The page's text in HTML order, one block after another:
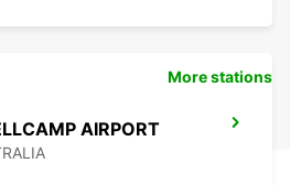
AIRPORT
More stations